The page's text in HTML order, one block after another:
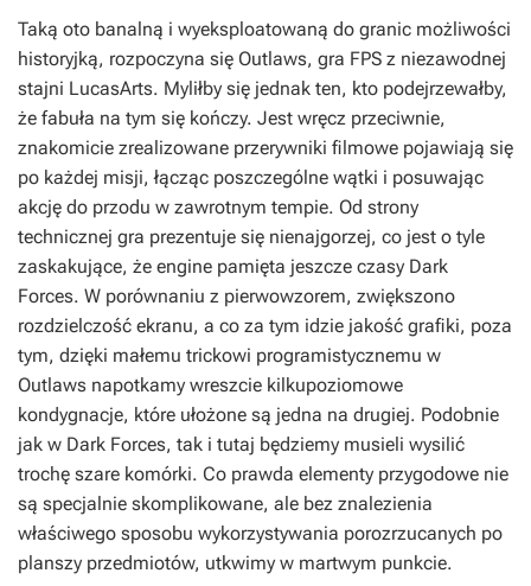
Taką oto banalną i wyeksploatowaną do granic możliwości
historyjką, rozpoczyna się Outlaws, gra FPS z niezawodnej
stajni LucasArts. Myliłby się jednak ten, kto podejrzewałby,
że fabuła na tym się kończy. Jest wręcz przeciwnie,
znakomicie zrealizowane przerywniki filmowe pojawiają się
po każdej misji, łącząc poszczególne wątki i posuwając
akcję do przodu w zawrotnym tempie. Od strony
technicznej gra prezentuje się nienajgorzej, co jest o tyle
zaskakujące, że engine pamięta jeszcze czasy Dark
Forces. W porównaniu z pierwowzorem, zwiększono
rozdzielczość ekranu, a co za tym idzie jakość grafiki, poza
tym, dzięki małemu trickowi programistycznemu w
Outlaws napotkamy wreszcie kilkupoziomowe
kondygnacje, które ułożone są jedna na drugiej. Podobnie
jak w Dark Forces, tak i tutaj będziemy musieli wysilić
trochę szare komórki. Co prawda elementy przygodowe nie
są specjalnie skomplikowane, ale bez znalezienia
właściwego sposobu wykorzystywania porozrzucanych po
planszy przedmiotów, utkwimy w martwym punkcie.